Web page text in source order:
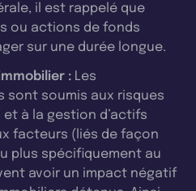
il est rappelé que
ou actions de fonds
sur une durée longue.
: Les
sont soumis aux risques
à la gestion d’actifs
facteurs (liés de façon
plus spécifiquement au
avoir un impact négatif